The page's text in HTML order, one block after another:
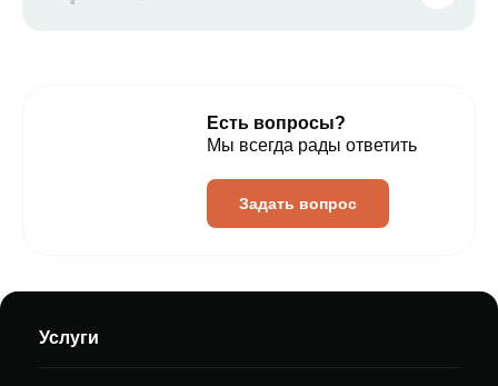
Есть вопросы?
Мы всегда рады ответить
Задать вопрос
Услуги